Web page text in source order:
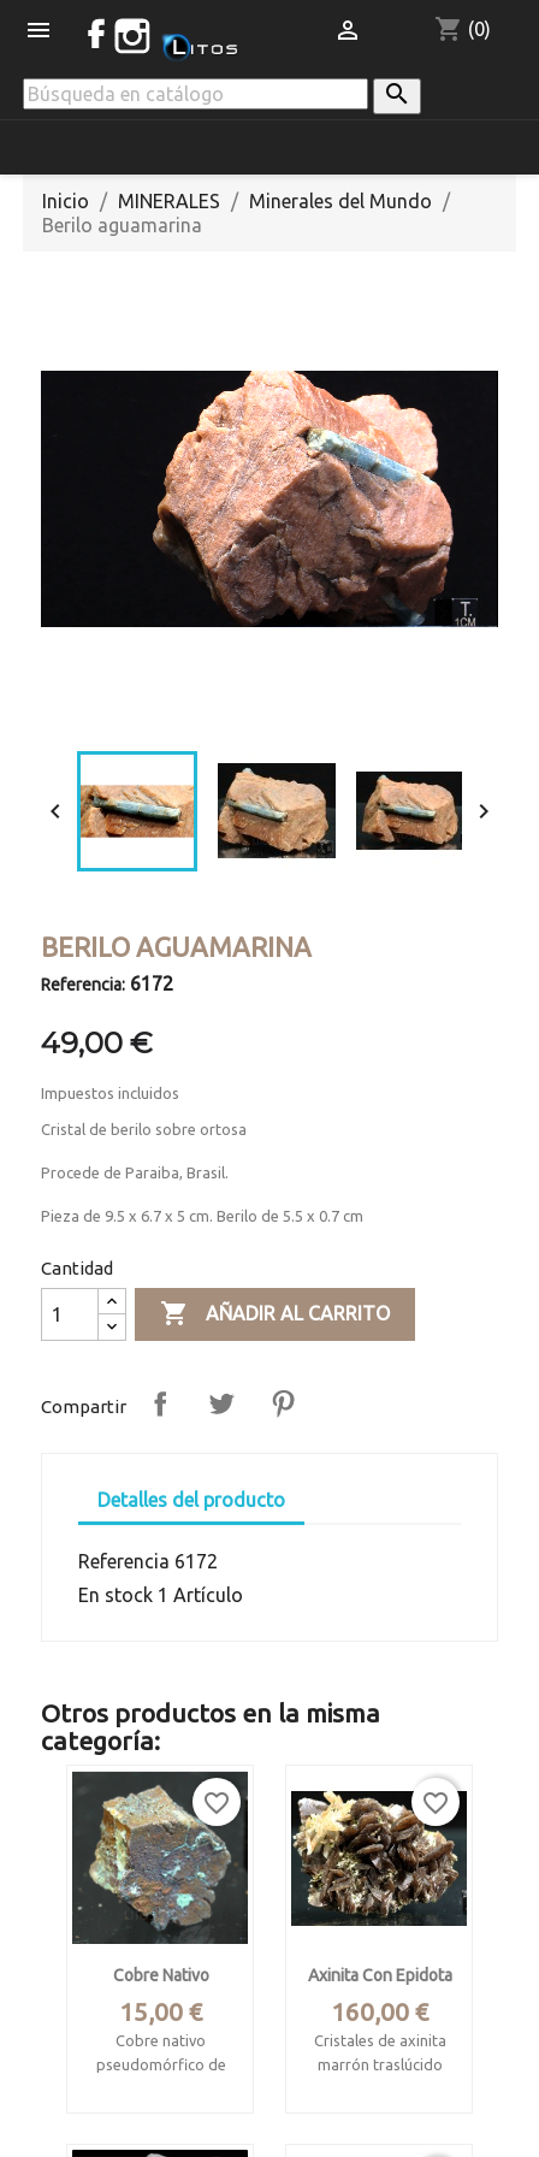
 shopping_cart (0)


Inicio MINERALES
Minerales del Mundo
Berilo aguamarina
 
BERILO AGUAMARINA
Referencia: 6172
49,00 €
Impuestos incluidos
Cristal de berilo sobre ortosa
Procede de Paraiba, Brasil.
Pieza de 9.5 x 6.7 x 5 cm. Berilo de 5.5 x 0.7 cm
Cantidad
 AÑADIR AL CARRITO
Compartir
Detalles del producto
Referencia 6172
En stock 1 Artículo
Otros productos en la misma
categoría:
Cobre Nativo
Precio
15,00 €
Cobre nativo
pseudomórfico de
favorite_border
Axinita Con Epidota
Precio
160,00 €
Cristales de axinita
marrón traslúcido
favorite_border